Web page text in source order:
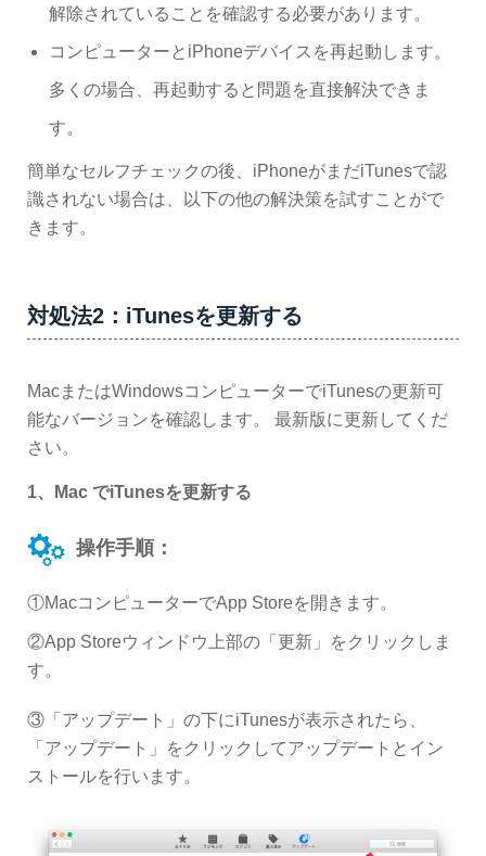
解除されていることを確認する必要があります。
コンピューターとiPhoneデバイスを再起動します。
多くの場合、再起動すると問題を直接解決できま
す。
簡単なセルフチェックの後、iPhoneがまだiTunesで認
識されない場合は、以下の他の解決策を試すことがで
きます。
対処法2：iTunesを更新する
MacまたはWindowsコンピューターでiTunesの更新可
能なバージョンを確認します。 最新版に更新してくだ
さい。
1、Mac でiTunesを更新する
操作手順：
①MacコンピューターでApp Storeを開きます。
②App Storeウィンドウ上部の「更新」をクリックしま
す。
③「アップデート」の下にiTunesが表示されたら、
「アップデート」をクリックしてアップデートとイン
ストールを行います。